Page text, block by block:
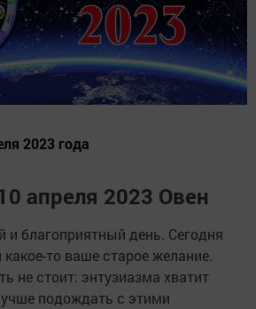
2023 года
апреля 2023 Овен
благоприятный день. Сегодня
то ваше старое желание.
не стоит: энтузиазма хватит
подождать с этими